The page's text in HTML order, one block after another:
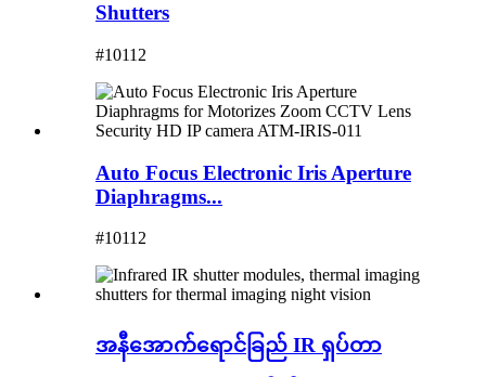
Shutters
#10112
Auto Focus Electronic Iris Aperture
Diaphragms...
#10112
အနီအောက်ရောင်ခြည် IR ရှပ်တာ